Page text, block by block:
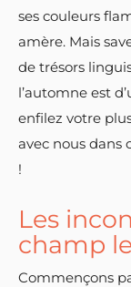
ses couleurs
amère. Mais
de trésors
l’automne est
enfilez votre
avec nous dans
!
Les
champ
Commençons